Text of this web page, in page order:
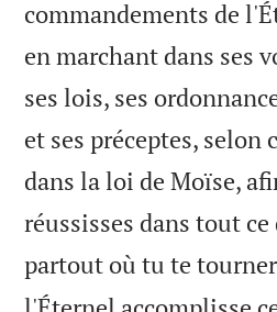
commandements de
en marchant dans ses
ses lois, ses
et ses préceptes, selon
dans la loi de Moïse,
réussisses dans tout
partout où tu te